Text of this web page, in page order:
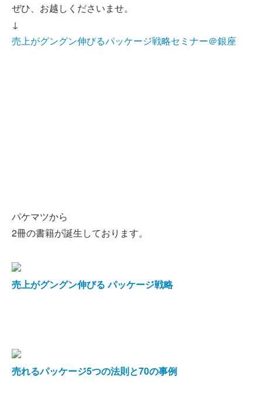
ぜひ、お越しくださいませ。
↓
売上がグングン伸びるパッケージ戦略セミナー＠銀座
パケマツから
2冊の書籍が誕生しております。
売上がグングン伸びる パッケージ戦略
売れるパッケージ5つの法則と70の事例